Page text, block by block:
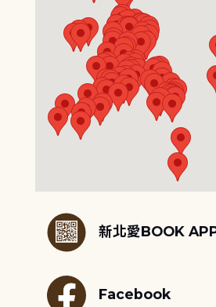
新北愛BOOK
Facebook